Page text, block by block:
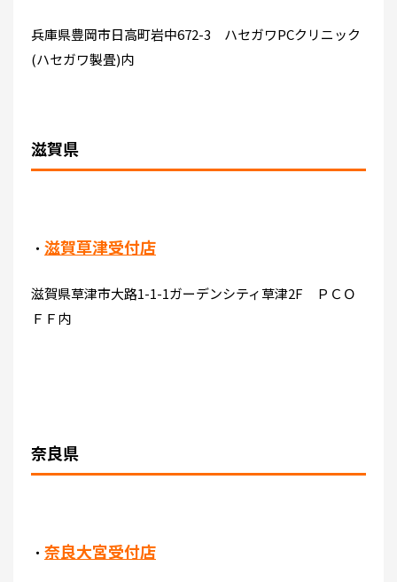
兵庫県豊岡市日高町岩中672-3 ハセガワPCクリニック
(ハセガワ製畳)内
滋賀県
・ 滋賀草津受付店
滋賀県草津市大路1-1-1ガーデンシティ草津2F ＰＣＯ
ＦＦ内
奈良県
・ 奈良大宮受付店